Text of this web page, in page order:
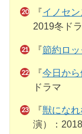
『イノセ
2019冬ド
『節約ロッ
『今日から
ドラマ
『 獣にな
演）：